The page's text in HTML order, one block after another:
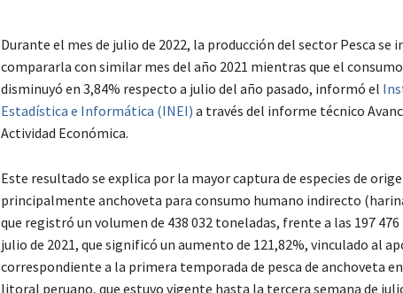
Durante el mes de julio de 2022, la producción del sector Pesca se
compararla con similar mes del año 2021 mientras que el
disminuyó en 3,84% respecto a julio del año pasado, informó el
Estadística e Informática (INEI) a través del informe técnico
Actividad Económica.
Este resultado se explica por la mayor captura de especies de
principalmente anchoveta para consumo humano indirecto
que registró un volumen de 438 032 toneladas, frente a las 197
julio de 2021, que significó un aumento de 121,82%, vinculado al
correspondiente a la primera temporada de pesca de anchoveta
litoral peruano, que estuvo vigente hasta la tercera semana de